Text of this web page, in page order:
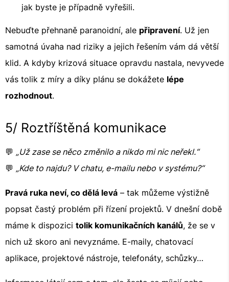
jak byste je případně vyřešili.
Nebuďte přehnaně paranoidní, ale připravení. Už jen
samotná úvaha nad riziky a jejich řešením vám dá větší
klid. A kdyby krizová situace opravdu nastala, nevyvede
vás tolik z míry a díky plánu se dokážete lépe
rozhodnout.
5/ Roztříštěná komunikace
💬 „Už zase se něco změnilo a nikdo mi nic neřekl.“
💬 „Kde to najdu? V chatu, e-mailu nebo v systému?“
Pravá ruka neví, co dělá levá – tak můžeme výstižně
popsat častý problém při řízení projektů. V dnešní době
máme k dispozici tolik komunikačních kanálů, že se v
nich už skoro ani nevyznáme. E-maily, chatovací
aplikace, projektové nástroje, telefonáty, schůzky…